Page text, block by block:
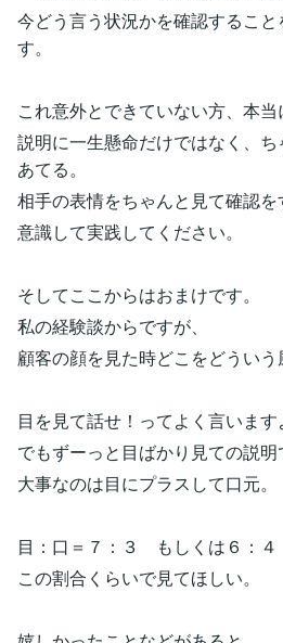
今どう言う状況かを確認するこ
す。
これ意外とできていない方、本当
説明に一生懸命だけではなく、
あてる。
相手の表情をちゃんと見て確認を
意識して実践してください。
そしてここからはおまけです。
私の経験談からですが、
顧客の顔を見た時どこをどういう
目を見て話せ！ってよく言います
でもずーっと目ばかり見ての説明
大事なのは目にプラスして口元。
目：口＝７：３ もしくは６：４
この割合くらいで見てほしい。